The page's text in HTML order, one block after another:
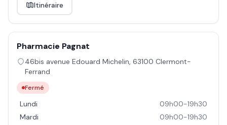
Itinéraire
Pharmacie Pagnat
46bis avenue Edouard Michelin, 63100 Clermont-
Ferrand
Fermé
Lundi
09h00-19h30
Mardi
09h00-19h30